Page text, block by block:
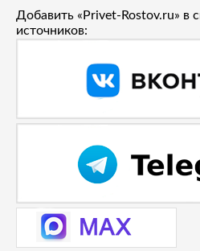
Добавить «Privet-Rostov.ru» в
источников: